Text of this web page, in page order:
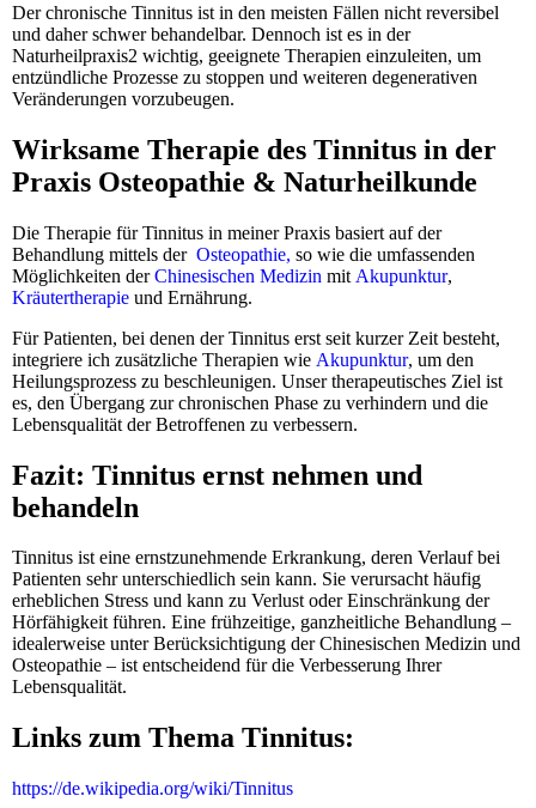
Der chronische Tinnitus ist in den meisten Fällen nicht reversibel
und daher schwer behandelbar. Dennoch ist es in der
Naturheilpraxis2 wichtig, geeignete Therapien einzuleiten, um
entzündliche Prozesse zu stoppen und weiteren degenerativen
Veränderungen vorzubeugen.
Wirksame Therapie des Tinnitus in der
Praxis Osteopathie & Naturheilkunde
Die Therapie für Tinnitus in meiner Praxis basiert auf der
Behandlung mittels der Osteopathie, so wie die umfassenden
Möglichkeiten derChinesischen Medizin mit Akupunktur,
Kräutertherapie und Ernährung.
Für Patienten, bei denen der Tinnitus erst seit kurzer Zeit besteht,
integriere ich zusätzliche Therapien wie Akupunktur, um den
Heilungsprozess zu beschleunigen. Unser therapeutisches Ziel ist
es, den Übergang zur chronischen Phase zu verhindern und die
Lebensqualität der Betroffenen zu verbessern.
Fazit: Tinnitus ernst nehmen und
behandeln
Tinnitus ist eine ernstzunehmende Erkrankung, deren Verlauf bei
Patienten sehr unterschiedlich sein kann. Sie verursacht häufig
erheblichen Stress und kann zu Verlust oder Einschränkung der
Hörfähigkeit führen. Eine frühzeitige, ganzheitliche Behandlung –
idealerweise unter Berücksichtigung der Chinesischen Medizin und
Osteopathie – ist entscheidend für die Verbesserung Ihrer
Lebensqualität.
Links zum Thema Tinnitus:
https://de.wikipedia.org/wiki/Tinnitus